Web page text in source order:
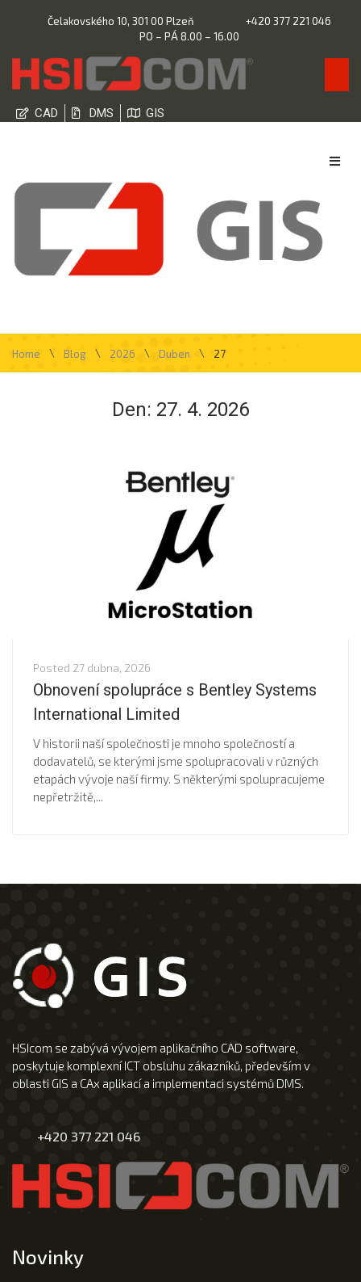
Čelakovského 10, 301 00 Plzeň
+420 377 221 046
PO – PÁ 8.00 – 16.00
CAD DMS GIS
Home \ Blog \ 2026 \ Duben \ 27
Den: 27. 4. 2026
Posted 27 dubna, 2026
Obnovení spolupráce s Bentley Systems
International Limited
V historii naší společnosti je mnoho společností a
dodavatelů, se kterými jsme spolupracovali v různých
etapách vývoje naší firmy. S některými spolupracujeme
nepřetržitě,...
HSIcom se zabývá vývojem aplikačního CAD software,
poskytuje komplexní ICT obsluhu zákazníků, především v
oblasti GIS a CAx aplikací a implementaci systémů DMS.
+420 377 221 046
Novinky